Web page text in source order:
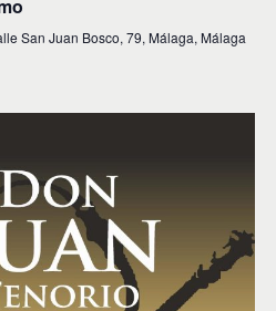
San Juan Bosco, 79, Málaga, Málaga